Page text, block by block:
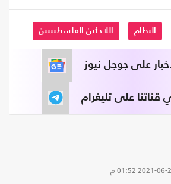
النظام اللاجئين الفلسطينيين
على جوجل نيوز
على تليغرام
01:52 م